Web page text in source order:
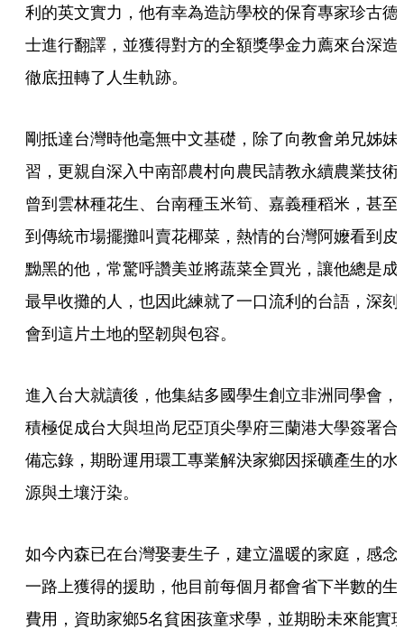
利的英文實力，他有幸為造訪學校的保育專家珍古德
士進行翻譯，並獲得對方的全額獎學金力薦來台深造
徹底扭轉了人生軌跡。
剛抵達台灣時他毫無中文基礎，除了向教會弟兄姊妹
習，更親自深入中南部農村向農民請教永續農業技術
曾到雲林種花生、台南種玉米筍、嘉義種稻米，甚至
到傳統市場擺攤叫賣花椰菜，熱情的台灣阿嬤看到皮
黝黑的他，常驚呼讚美並將蔬菜全買光，讓他總是成
最早收攤的人，也因此練就了一口流利的台語，深刻
會到這片土地的堅韌與包容。
進入台大就讀後，他集結多國學生創立非洲同學會，
積極促成台大與坦尚尼亞頂尖學府三蘭港大學簽署合
備忘錄，期盼運用環工專業解決家鄉因採礦產生的水
源與土壤汙染。
如今內森已在台灣娶妻生子，建立溫暖的家庭，感念
一路上獲得的援助，他目前每個月都會省下半數的生
費用，資助家鄉5名貧困孩童求學，並期盼未來能實